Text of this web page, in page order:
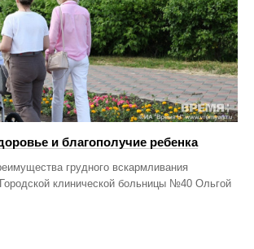
и благополучие ребенка
грудного вскармливания
клинической больницы №40 Ольгой